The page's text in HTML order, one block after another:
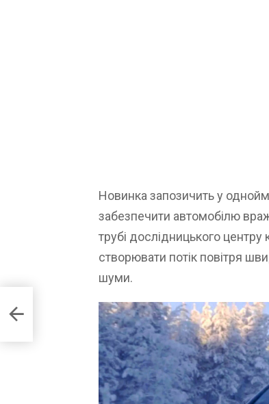
Новинка запозичить у
забезпечити автомобілю
трубі дослідницького центру
створювати потік повітря
шуми.